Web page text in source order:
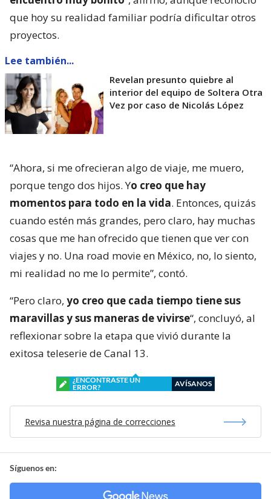
que hoy su realidad familiar podría dificultar otros
proyectos.
Lee también...
Revelan presunto quiebre al
interior del equipo de Soltera Otra
Vez por caso de Nicolás López
“Ahora, si me ofrecieran algo de viaje, me muero,
porque tengo dos hijos. Yo creo que hay
momentos para todo en la vida. Entonces, quizás
cuando estén más grandes, pero claro, hay muchas
cosas que me han ofrecido que tienen que ver con
viajes y no. Una road movie en México, no, lo siento,
mi realidad no me lo permite”, contó.
“Pero claro, yo creo que cada tiempo tiene sus
maravillas y sus maneras de vivirse“, concluyó, al
reflexionar sobre la etapa que vivió durante la
exitosa teleserie de Canal 13.
¿ENCONTRASTE UN
ERROR?
AVÍSANOS
Revisa nuestra página de correcciones
Síguenos en: